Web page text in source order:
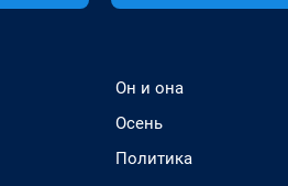
Он и она
Осень
Политика